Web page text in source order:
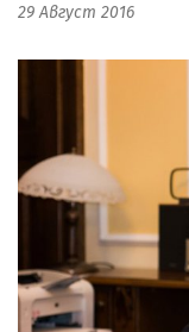
29 Август 2016